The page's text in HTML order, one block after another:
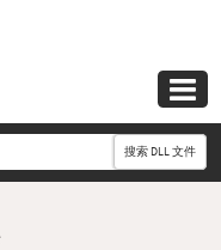

搜索 DLL 文件